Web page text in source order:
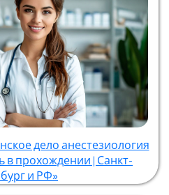
дело анестезиология
прохождении | Санкт-
и РФ»